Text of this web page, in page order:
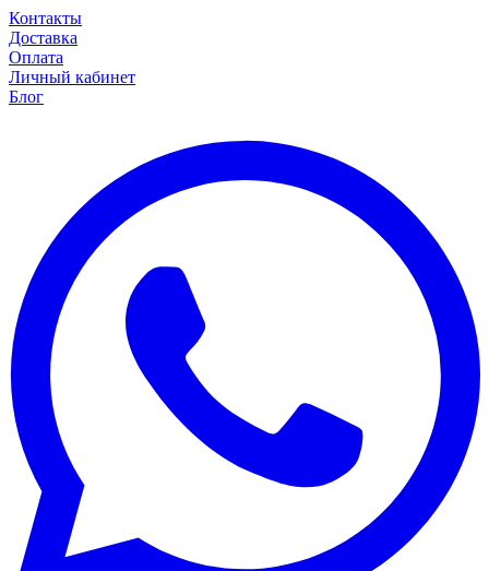
Контакты
Доставка
Оплата
Личный кабинет
Блог